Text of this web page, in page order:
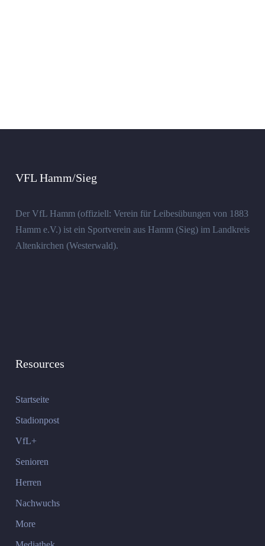
VFL Hamm/Sieg
Der VfL Hamm (offiziell: Verein für Leibesübungen von 1883
Hamm e.V.) ist ein Sportverein aus Hamm (Sieg) im Landkreis
Altenkirchen (Westerwald).
Resources
Startseite
Stadionpost
VfL+
Senioren
Herren
Nachwuchs
More